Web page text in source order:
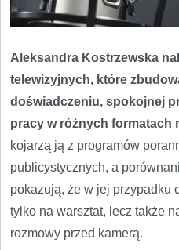
Aleksandra Kostrzewska
telewizyjnych, które
doświadczeniu, spokojnej
pracy w różnych formatach
kojarzą ją z programów
publicystycznych, a
pokazują, że w jej przypadku
tylko na warsztat, lecz także
rozmowy przed kamerą.